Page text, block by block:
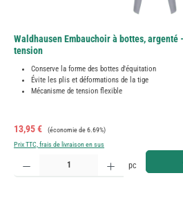
Waldhausen Embauchoir à bottes, argenté
tension
Conserve la forme des bottes d'équitation
Évite les plis et déformations de la tige
Mécanisme de tension flexible
Prix de vente :
13,95 € Prix régulier :
(économie de 6.69%)
Prix TTC, frais de livraison en sus
Quantité de produit : Entrez la quantité souhaitée ou
pc